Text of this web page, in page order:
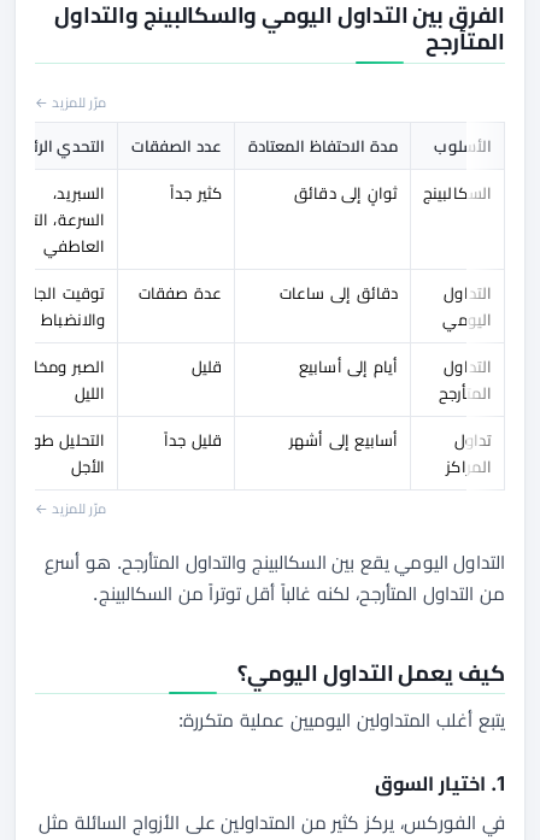
الفرق بين التداول اليومي والسكالبينج والتداول
المتأرجح
مرّر للمزيد ←
الأسلوب مدة الاحتفاظ المعتادة عدد الصفقات التحدي الرئيسي
السكالبينج ثوانٍ إلى دقائق كثير جداً
السبريد،
السرعة، التحكم
العاطفي
التداول
اليومي
دقائق إلى ساعات عدة صفقات
توقيت الجلسة
والانضباط
التداول
المتأرجح
أيام إلى أسابيع قليل
الصبر ومخاطر
الليل
تداول
المراكز
أسابيع إلى أشهر قليل جداً
التحليل طويل
الأجل
مرّر للمزيد ←
التداول اليومي يقع بين السكالبينج والتداول المتأرجح. هو أسرع
من التداول المتأرجح، لكنه غالباً أقل توتراً من السكالبينج.
كيف يعمل التداول اليومي؟
يتبع أغلب المتداولين اليوميين عملية متكررة:
1. اختيار السوق
في الفوركس، يركز كثير من المتداولين على الأزواج السائلة مثل